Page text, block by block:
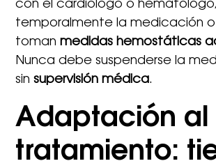
con el cardiólogo o
temporalmente la medicación
tomanmedidas hemostáticas
Nunca debe suspenderse la
sinsupervisión médica.
Adaptación al
tratamiento: